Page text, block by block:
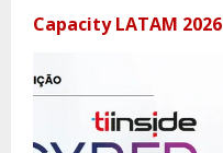
Capacity LATAM 2026